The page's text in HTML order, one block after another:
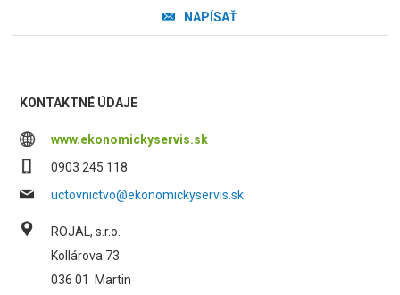
NAPÍSAŤ
KONTAKTNÉ ÚDAJE
www.ekonomickyservis.sk
0903 245 118
uctovnictvo@ekonomickyservis.sk
ROJAL, s.r.o.
Kollárova 73
036 01
Martin